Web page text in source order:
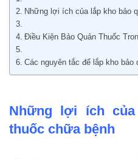
Những lợi ích của lắp kho bảo
Điều Kiện Bảo Quản Thuốc
Các nguyên tắc để lắp kho bảo
Những lợi ích
thuốc chữa bệnh